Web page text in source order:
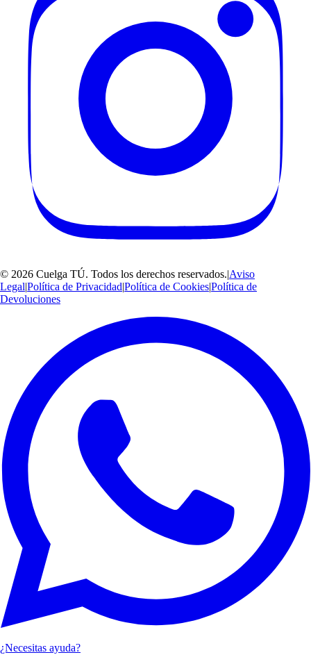
© 2026 Cuelga TÚ. Todos los derechos reservados.|Aviso
Legal|Política de Privacidad|Política de Cookies|Política de
Devoluciones
¿Necesitas ayuda?